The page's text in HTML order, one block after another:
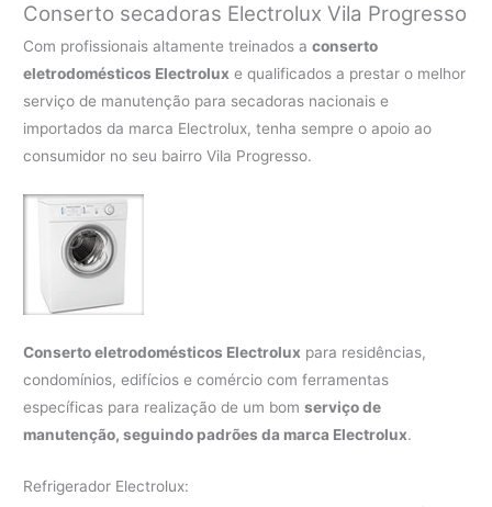
Conserto secadoras Electrolux Vila Progresso
Com profissionais altamente treinados aconserto
eletrodomésticos Electrolux e qualificados a prestar o melhor
serviço de manutenção para secadoras nacionais e
importados da marca Electrolux, tenha sempre o apoio ao
consumidor no seu bairro Vila Progresso.
Conserto eletrodomésticos Electrolux para residências,
condomínios, edifícios e comércio com ferramentas
específicas para realização de um bomserviço de
manutenção, seguindo padrões da marca Electrolux.
Refrigerador Electrolux: